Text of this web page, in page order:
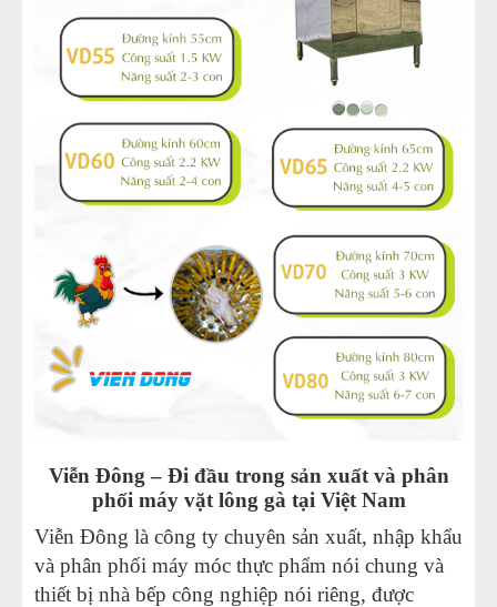
Viễn Đông – Đi đầu trong sản xuất và phân
phối máy vặt lông gà tại Việt Nam
Viễn Đông là công ty chuyên sản xuất, nhập khẩu
và phân phối máy móc thực phẩm nói chung và
thiết bị nhà bếp công nghiệp nói riêng, được